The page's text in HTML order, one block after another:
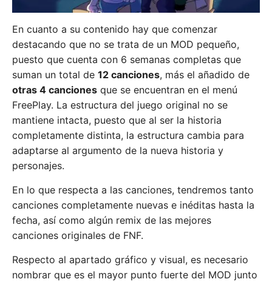
En cuanto a su contenido hay que comenzar
destacando que no se trata de un MOD pequeño,
puesto que cuenta con 6 semanas completas que
suman un total de 12 canciones, más el añadido de
otras 4 canciones que se encuentran en el menú
FreePlay. La estructura del juego original no se
mantiene intacta, puesto que al ser la historia
completamente distinta, la estructura cambia para
adaptarse al argumento de la nueva historia y
personajes.
En lo que respecta a las canciones, tendremos tanto
canciones completamente nuevas e inéditas hasta la
fecha, así como algún remix de las mejores
canciones originales de FNF.
Respecto al apartado gráfico y visual, es necesario
nombrar que es el mayor punto fuerte del MOD junto